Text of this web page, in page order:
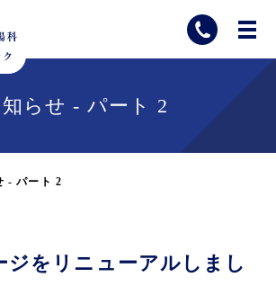
らせ - パート 2
- パート 2
ジをリニューアルしまし